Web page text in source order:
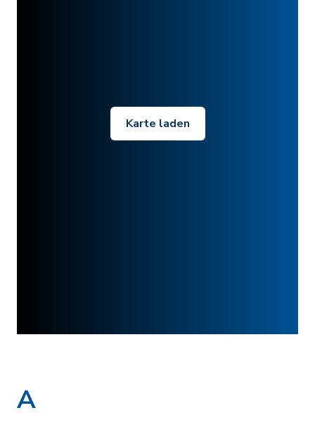
Karte laden
A